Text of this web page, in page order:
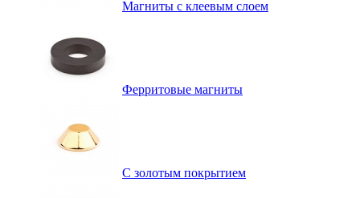
Магниты с клеевым слоем
Ферритовые магниты
С золотым покрытием